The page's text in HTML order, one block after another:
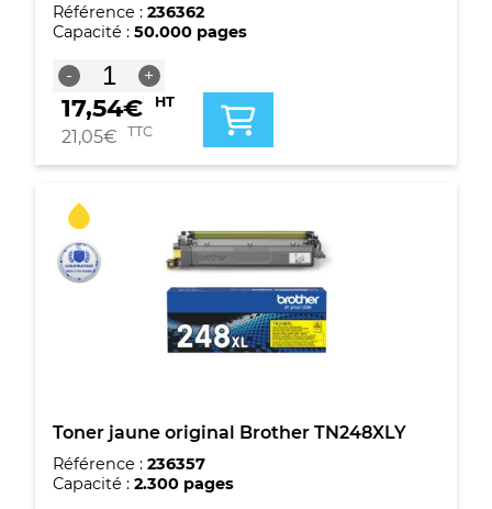
Référence : 236362
Capacité : 50.000 pages
-
quantité
de
Brother
WT229CL
à
d'origine
-
WT229CL
+
17,54€ HT
21,05€ TTC
Toner jaune original Brother TN248XLY
Référence : 236357
Capacité : 2.300 pages